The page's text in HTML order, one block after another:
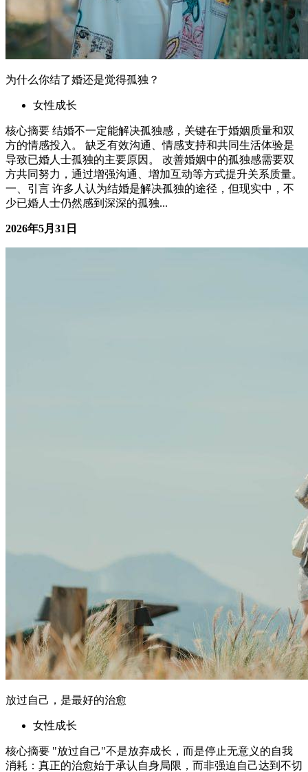
消耗：真正的治愈始于承认自身局限，而非强迫自己达到不切
是改善的第一步：研究表明，自我同情（self-compassion）与
更高的心理韧性和生...
2026年6月6日